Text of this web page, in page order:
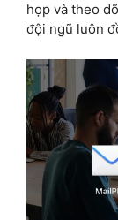
họp và theo
đội ngũ luôn